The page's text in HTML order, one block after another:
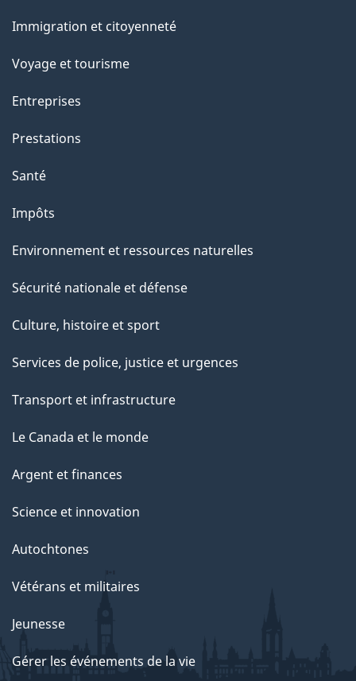
sujets
Immigration et citoyenneté
Voyage et tourisme
Entreprises
Prestations
Santé
Impôts
Environnement et ressources naturelles
Sécurité nationale et défense
Culture, histoire et sport
Services de police, justice et urgences
Transport et infrastructure
Le Canada et le monde
Argent et finances
Science et innovation
Autochtones
Vétérans et militaires
Jeunesse
Gérer les événements de la vie